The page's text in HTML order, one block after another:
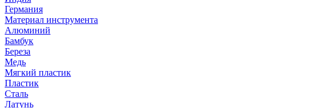
Германия
Материал инструмента
Алюминий
Бамбук
Береза
Медь
Мягкий пластик
Пластик
Сталь
Латунь